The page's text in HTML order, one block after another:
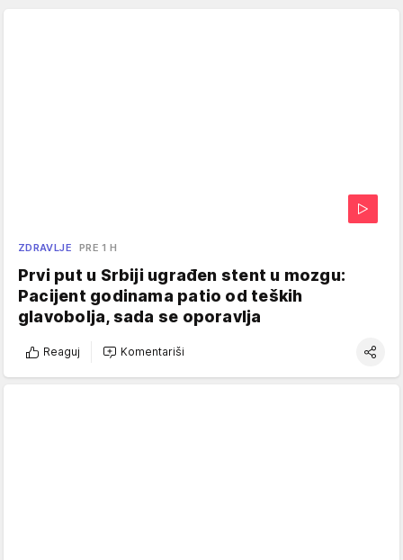
ZDRAVLJE PRE 1 H
Prvi put u Srbiji ugrađen stent u mozgu:
Pacijent godinama patio od teških
glavobolja, sada se oporavlja
Reaguj Komentariši